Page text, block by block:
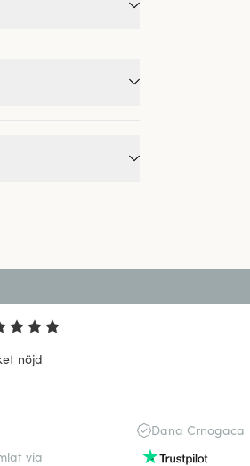
nöjd
Dana Crnogaca
via